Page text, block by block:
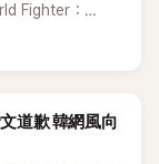
Fighter：
〉編舞上的
道歉 韓網風向